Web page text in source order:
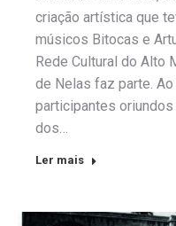
criação artística que
músicos Bitocas e
Rede Cultural do Alto
de Nelas faz parte.
participantes
dos…
Ler mais